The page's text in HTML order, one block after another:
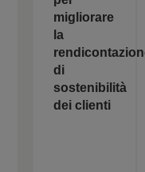
migliorare
la
di
sostenibilità
dei clienti